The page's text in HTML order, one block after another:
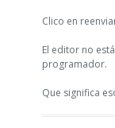
Clico en
El editor no
programador.
Que significa